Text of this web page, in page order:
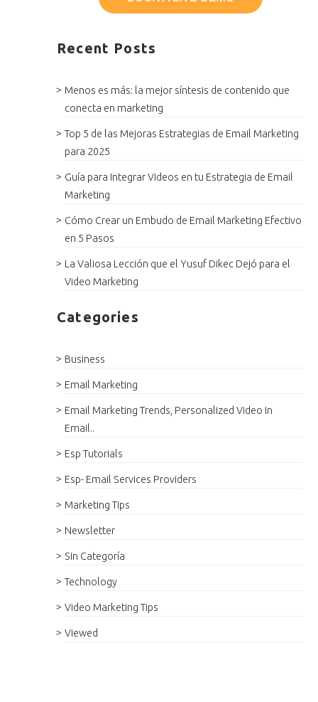
Recent Posts
Menos es más: la mejor síntesis de contenido que
conecta en marketing
Top 5 de las Mejoras Estrategias de Email Marketing
para 2025
Guía para Integrar Videos en tu Estrategia de Email
Marketing
Cómo Crear un Embudo de Email Marketing Efectivo
en 5 Pasos
La Valiosa Lección que el Yusuf Dikec Dejó para el
Video Marketing
Categories
Business
Email Marketing
Email Marketing Trends, Personalized Video In
Email..
Esp Tutorials
Esp- Email Services Providers
Marketing Tips
Newsletter
Sin Categoría
Technology
Video Marketing Tips
Viewed